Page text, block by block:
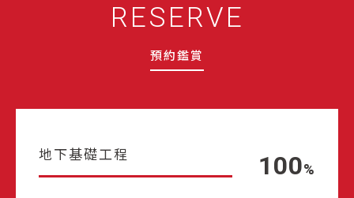
RESERVE
預約鑑賞
地下基礎工程 100%